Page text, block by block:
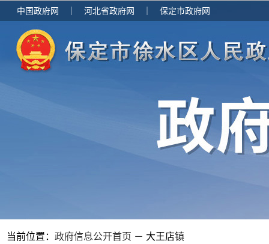
中国政府网 河北省政府网 保定市政府网
当前位置： 政府信息公开首页 － 大王店镇